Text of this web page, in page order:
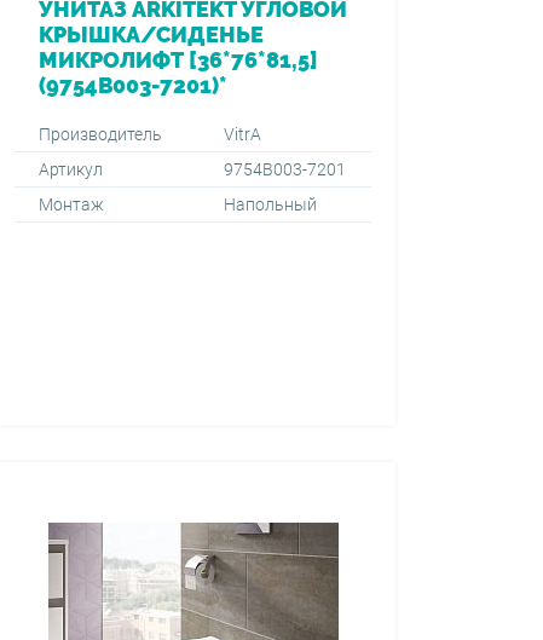
УНИТАЗ ARKITEKT УГЛОВОЙ
КРЫШКА/СИДЕНЬЕ
МИКРОЛИФТ [36*76*81,5]
(9754В003-7201)*
Производитель
VitrA
Артикул
9754В003-7201
Монтаж
Напольный